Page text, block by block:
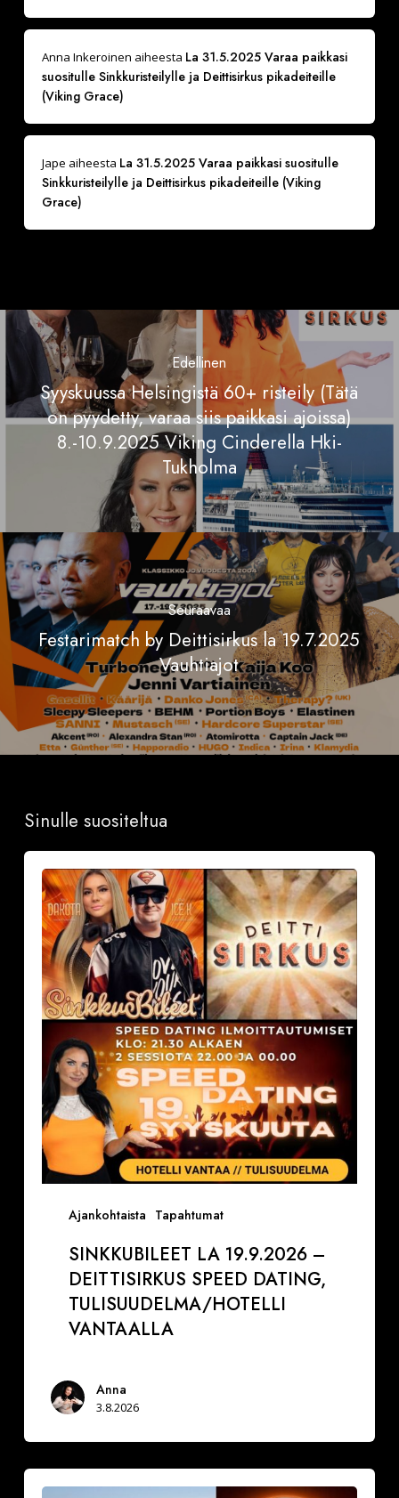
Anna Inkeroinen aiheesta La 31.5.2025 Varaa paikkasi
suositulle Sinkkuristeilylle ja Deittisirkus pikadeiteille
(Viking Grace)
Jape aiheesta La 31.5.2025 Varaa paikkasi suositulle
Sinkkuristeilylle ja Deittisirkus pikadeiteille (Viking
Grace)
Edellinen
Syyskuussa Helsingistä 60+ risteily (Tätä
on pyydetty, varaa siis paikkasi ajoissa)
8.-10.9.2025 Viking Cinderella Hki-
Tukholma
Seuraavaa
Festarimatch by Deittisirkus la 19.7.2025
Vauhtiajot
Sinulle suositeltua
Ajankohtaista Tapahtumat
19.9.2026
Deittisirkus
Speed
Dating,
Tulisuudelma/Hotelli
Vantaalla
SINKKUBILEET LA 19.9.2026 –
DEITTISIRKUS SPEED DATING,
TULISUUDELMA/HOTELLI
VANTAALLA
Anna
3.8.2026